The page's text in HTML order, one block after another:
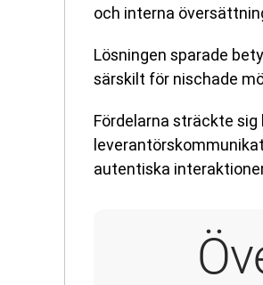
och interna
Lösningen sparade
särskilt för nischade
Fördelarna sträckte
autentiska